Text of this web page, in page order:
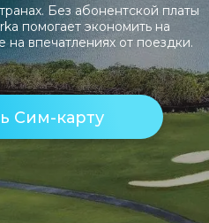
Без абонентской платы
помогает экономить на
впечатлениях от поездки.
Сим-карту